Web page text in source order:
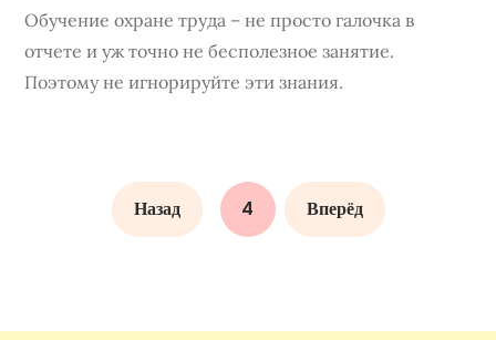
Обучение охране труда – не просто галочка в
отчете и уж точно не бесполезное занятие.
Поэтому не игнорируйте эти знания.
Назад 4 Вперёд